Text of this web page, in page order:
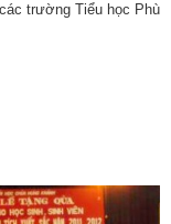
trường Tiểu học Phù